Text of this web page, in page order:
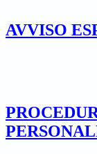
AVVISO